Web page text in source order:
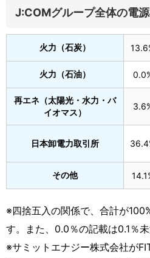
J:COMグループ全体の電
火力（石炭）
火力（石油）
再エネ（太陽光・水力・バ
イオマス）
日本卸電力取引所
その他
※四捨五⼊の関係で、合計が
す。また、0.0％の記載は0.1％未
※サミットエナジー株式会社が